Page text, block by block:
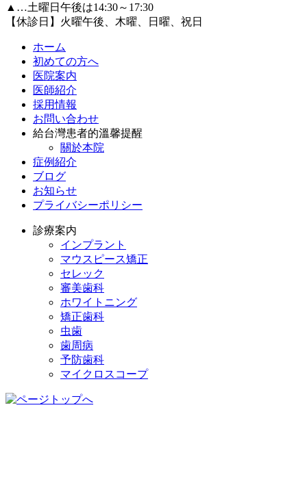
▲…土曜日午後は14:30～17:30
【休診日】火曜午後、木曜、日曜、祝日
ホーム
初めての方へ
医院案内
医師紹介
採用情報
お問い合わせ
給台灣患者的溫馨提醒
關於本院
症例紹介
ブログ
お知らせ
プライバシーポリシー
診療案内
インプラント
マウスピース矯正
セレック
審美歯科
ホワイトニング
矯正歯科
虫歯
歯周病
予防歯科
マイクロスコープ